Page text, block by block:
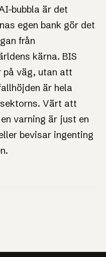
bubbla är det
egen bank gör det
från
kärna. BIS
på väg, utan att
är hela
Värt att
varning är just en
bevisar ingenting